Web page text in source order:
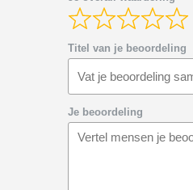
Titel van je beoordeling
Je beoordeling